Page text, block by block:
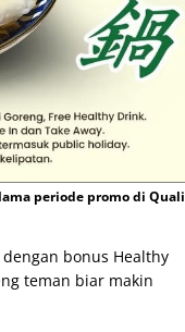
periode promo di Quali
bonus Healthy
teman biar makin